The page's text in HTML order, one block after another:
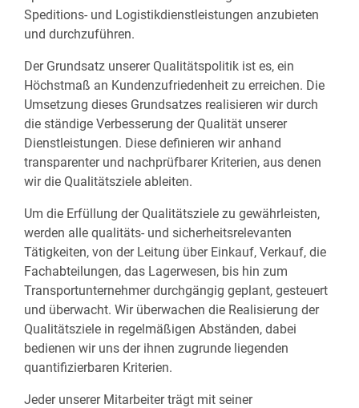
Speditions- und Logistikdienstleistungen anzubieten
und durchzuführen.
Der Grundsatz unserer Qualitätspolitik ist es, ein
Höchstmaß an Kundenzufriedenheit zu erreichen. Die
Umsetzung dieses Grundsatzes realisieren wir durch
die ständige Verbesserung der Qualität unserer
Dienstleistungen. Diese definieren wir anhand
transparenter und nachprüfbarer Kriterien, aus denen
wir die Qualitätsziele ableiten.
Um die Erfüllung der Qualitätsziele zu gewährleisten,
werden alle qualitäts- und sicherheitsrelevanten
Tätigkeiten, von der Leitung über Einkauf, Verkauf, die
Fachabteilungen, das Lagerwesen, bis hin zum
Transportunternehmer durchgängig geplant, gesteuert
und überwacht. Wir überwachen die Realisierung der
Qualitätsziele in regelmäßigen Abständen, dabei
bedienen wir uns der ihnen zugrunde liegenden
quantifizierbaren Kriterien.
Jeder unserer Mitarbeiter trägt mit seiner